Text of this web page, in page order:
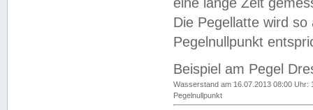
Die Pegellatte wird
Pegelnullpunkt
Beispiel am Pegel
Wasserstand am 16.07.2013 08:00 Uhr:
Pegelnullpunkt